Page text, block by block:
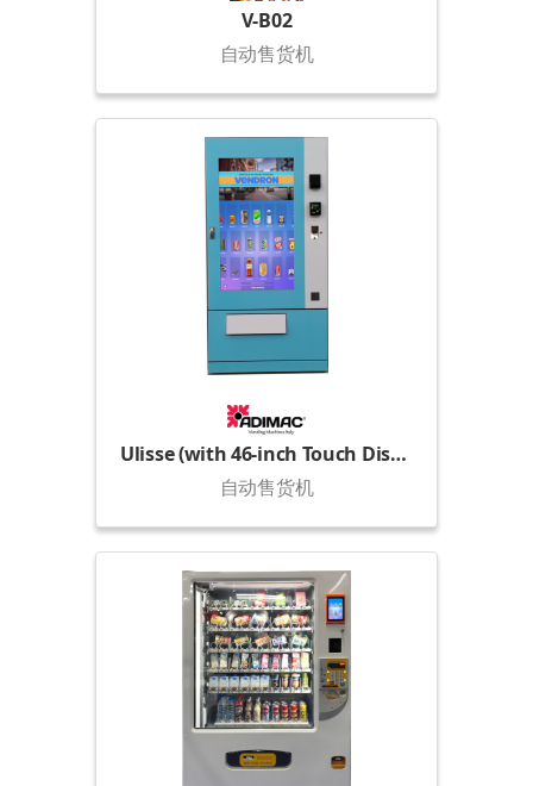
V-B02
自动售货机
Ulisse (with 46-inch Touch Display)
自动售货机